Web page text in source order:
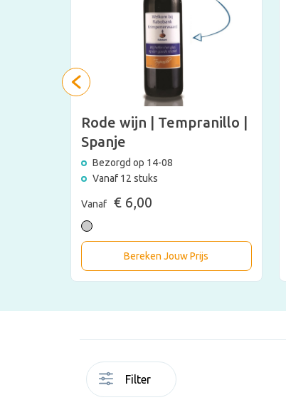
Rode wijn | Tempranillo |
Spanje
Bezorgd op 14-08
Vanaf 12 stuks
Vanaf € 6,00
Bereken Jouw Prijs
Filter